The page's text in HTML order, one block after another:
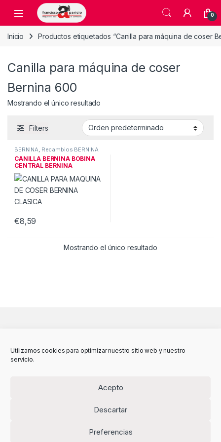
Utilizamos cookies para optimizar nuestro sitio web y nuestro
servicio.
Acepto
Descartar
Preferencias
Skip to navigation
Skip to content
Open 0
Inicio Productos etiquetados “Canilla para máquina de coser
Canilla para máquina de coser
Bernina 600
Mostrando el único resultado
Filters
BERNINA, Recambios BERNINA
CANILLA BERNINA BOBINA
CENTRAL BERNINA
€8,59
Mostrando el único resultado